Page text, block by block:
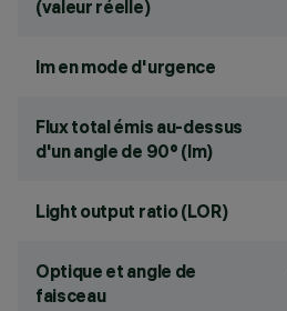
(valeur réelle)
lm en mode d'urgence
Flux total émis au-dessus
d'un angle de 90° (lm)
Light output ratio (LOR)
Optique et angle de
faisceau